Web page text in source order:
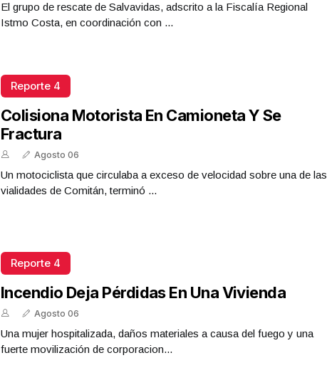
El grupo de rescate de Salvavidas, adscrito a la Fiscalía Regional
Istmo Costa, en coordinación con ...
Reporte 4
Colisiona Motorista En Camioneta Y Se
Fractura
Agosto 06
Un motociclista que circulaba a exceso de velocidad sobre una de las
vialidades de Comitán, terminó ...
Reporte 4
Incendio Deja Pérdidas En Una Vivienda
Agosto 06
Una mujer hospitalizada, daños materiales a causa del fuego y una
fuerte movilización de corporacion...
prensa matutina. Lunes 06 de Octubre 2025 |
Presidenta Claudia Sheinbaum